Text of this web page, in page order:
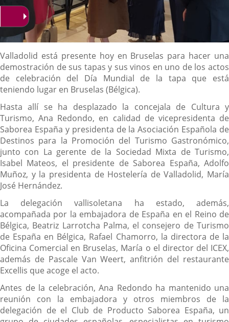
Descripción
Valladolid está presente hoy en Bruselas para hacer una
demostración de sus tapas y sus vinos en uno de los actos
de celebración del Día Mundial de la tapa que está
teniendo lugar en Bruselas (Bélgica).
Hasta allí se ha desplazado la concejala de Cultura y
Turismo, Ana Redondo, en calidad de vicepresidenta de
Saborea España y presidenta de la Asociación Española de
Destinos para la Promoción del Turismo Gastronómico,
junto con La gerente de la Sociedad Mixta de Turismo,
Isabel Mateos, el presidente de Saborea España, Adolfo
Muñoz, y la presidenta de Hostelería de Valladolid, María
José Hernández.
La delegación vallisoletana ha estado, además,
acompañada por la embajadora de España en el Reino de
Bélgica, Beatriz Larrotcha Palma, el consejero de Turismo
de España en Bélgica, Rafael Chamorro, la directora de la
Oficina Comercial en Bruselas, María o el director del ICEX,
además de Pascale Van Weert, anfitrión del restaurante
Excellis que acoge el acto.
Antes de la celebración, Ana Redondo ha mantenido una
reunión con la embajadora y otros miembros de la
delegación de el Club de Producto Saborea España, un